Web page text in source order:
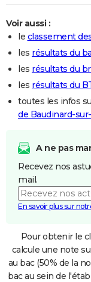
Voir aussi :
le classement
les résultats du
les résultats du
les résultats du
toutes les infos
de Baudinard-
A ne pas
Recevez nos
mail.
En savoir plus sur
Pour obtenir le
calcule une note
au bac (50% de la
bac au sein de